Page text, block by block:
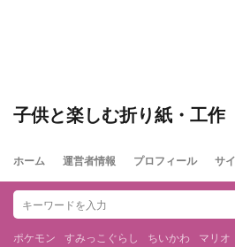
子供と楽しむ折り紙・工作
ホーム 運営者情報 プロフィール サ
ポケモン すみっこぐらし ちいかわ マリオ